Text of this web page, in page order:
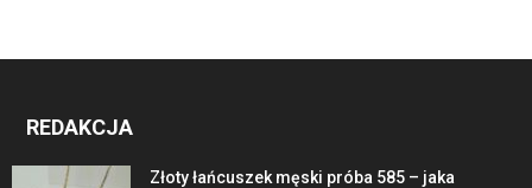
REDAKCJA
Złoty łańcuszek męski próba 585 – jaka